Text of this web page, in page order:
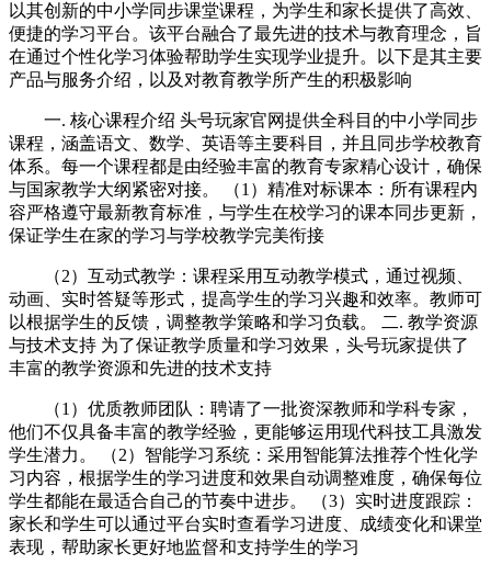
以其创新的中小学同步课堂课程，为学生和家长提供了高效、
便捷的学习平台。该平台融合了最先进的技术与教育理念，旨
在通过个性化学习体验帮助学生实现学业提升。以下是其主要
产品与服务介绍，以及对教育教学所产生的积极影响
一. 核心课程介绍 头号玩家官网提供全科目的中小学同步
课程，涵盖语文、数学、英语等主要科目，并且同步学校教育
体系。每一个课程都是由经验丰富的教育专家精心设计，确保
与国家教学大纲紧密对接。 （1）精准对标课本：所有课程内
容严格遵守最新教育标准，与学生在校学习的课本同步更新，
保证学生在家的学习与学校教学完美衔接
（2）互动式教学：课程采用互动教学模式，通过视频、
动画、实时答疑等形式，提高学生的学习兴趣和效率。教师可
以根据学生的反馈，调整教学策略和学习负载。 二. 教学资源
与技术支持 为了保证教学质量和学习效果，头号玩家提供了
丰富的教学资源和先进的技术支持
（1）优质教师团队：聘请了一批资深教师和学科专家，
他们不仅具备丰富的教学经验，更能够运用现代科技工具激发
学生潜力。 （2）智能学习系统：采用智能算法推荐个性化学
习内容，根据学生的学习进度和效果自动调整难度，确保每位
学生都能在最适合自己的节奏中进步。 （3）实时进度跟踪：
家长和学生可以通过平台实时查看学习进度、成绩变化和课堂
表现，帮助家长更好地监督和支持学生的学习